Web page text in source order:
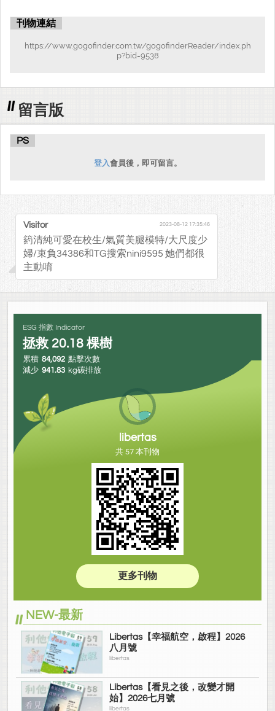
刊物連結
https://www.gogofinder.com.tw/gogofinderReader/index.ph
p?bid=9538
留言版
PS
登入會員後，即可留言。
Visitor 2023-08-12 17:35:46
箹清純可愛在校生/氣質美腿模特/大尺度少
婦/束負34386和TG搜索nini9595 她們都很
主動唷
ESG 指數 Indicator
拯救 20.18 棵樹
累積 84,092 點擊次數
減少 941.83 kg碳排放
libertas
共 57 本刊物
更多刊物
NEW-最新
Libertas【幸福航空，啟程】2026
八月號
libertas
Libertas【看見之後，改變才開
始】2026七月號
libertas